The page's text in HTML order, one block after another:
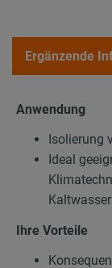
Ergänzende
Anwendung
Isolierung
Ideal
Ihre Vorteile